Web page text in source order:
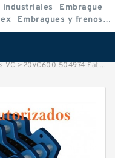
industriales
Embrague
Embragues y frenos
VC >20VC600 504974 Eaton Airflex Adaptador ventilado Buje adaptador Embragues y frenos